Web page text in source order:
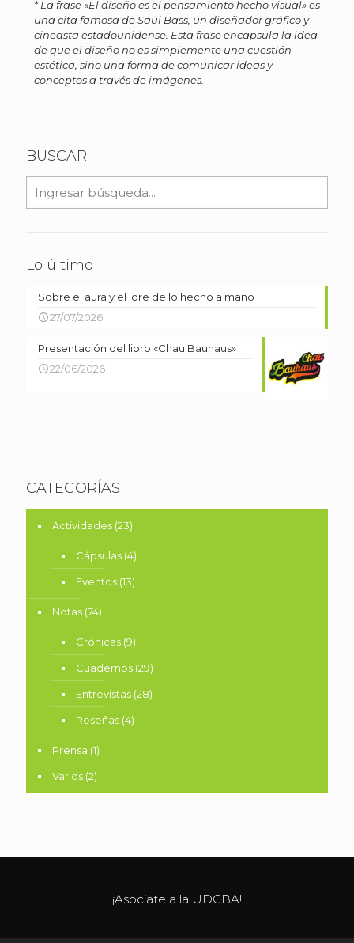
* La frase «El diseño es el pensamiento hecho visual» es
una cita famosa de Saul Bass, un diseñador gráfico y
cineasta estadounidense. Esta frase encapsula la idea
de que el diseño no es simplemente una cuestión
estética, sino una forma de comunicar ideas y
conceptos a través de imágenes.
BUSCAR
Lo último
Sobre el aura y el lore de lo hecho a mano
27/07/2026
Presentación del libro «Chau Bauhaus»
22/06/2026
CATEGORÍAS
Actividades (23)
Cápsulas (4)
Eventos (13)
Notas (74)
Crónicas (9)
Cuadernos (29)
Entrevistas (28)
Reseñas (4)
Prensa (1)
Varios (2)
¡Asociate a la UDGBA!